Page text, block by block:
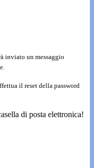
inviato un messaggio
il reset della password
di posta elettronica!